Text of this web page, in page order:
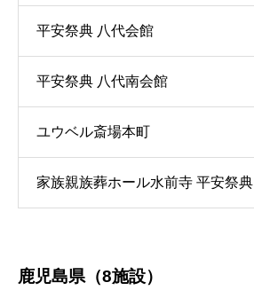
平安祭典 八代会館
平安祭典 八代南会館
ユウベル斎場本町
家族親族葬ホール水前寺 平安祭典
鹿児島県（8施設）